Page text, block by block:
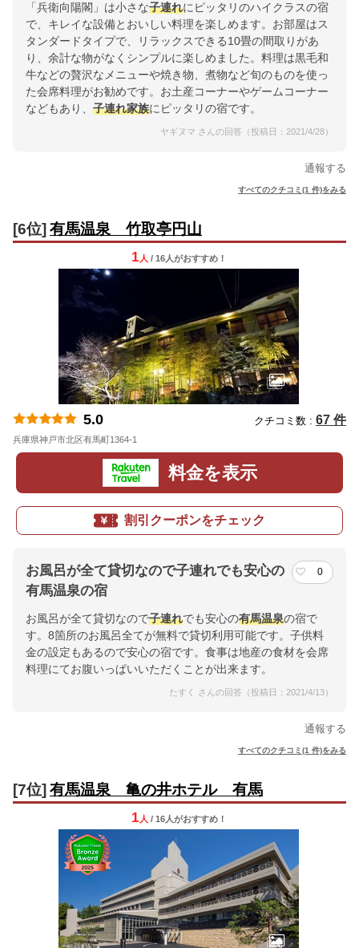
「兵衛向陽閣」は小さな子連れにピッタリのハイクラスの宿
で、キレイな設備とおいしい料理を楽しめます。お部屋はス
タンダードタイプで、リラックスできる10畳の間取りがあ
り、余計な物がなくシンプルに楽しめました。料理は黒毛和
牛などの贅沢なメニューや焼き物、煮物など旬のものを使っ
た会席料理がお勧めです。お土産コーナーやゲームコーナー
などもあり、 子連れ家族にピッタリの宿です。
ヤギヌマ さんの回答（投稿日：2021/4/28）
通報する
すべてのクチコミ(1 件)をみる
[6位] 有馬温泉 竹取亭円山
1 人 / 16人がおすすめ！
5.0 クチコミ数 : 67 件
兵庫県神戸市北区有馬町1364-1
料金を表示
割引クーポンをチェック
お風呂が全て貸切なので子連れでも安心の
有馬温泉の宿
0
お風呂が全て貸切なので子連れでも安心の有馬温泉の宿で
す。8箇所のお風呂全てが無料で貸切利用可能です。子供料
金の設定もあるので安心の宿です。食事は地産の食材を会席
料理にてお腹いっぱいいただくことが出来ます。
たすく さんの回答（投稿日：2021/4/13）
通報する
すべてのクチコミ(1 件)をみる
[7位] 有馬温泉 亀の井ホテル 有馬
1 人 / 16人がおすすめ！